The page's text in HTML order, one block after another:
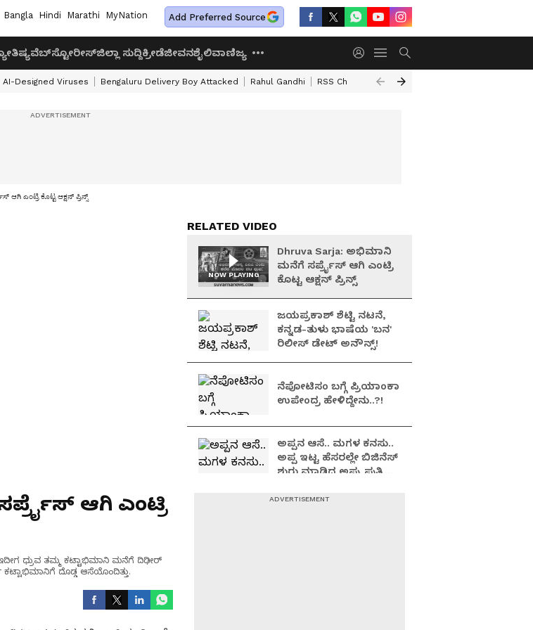
Bangla Hindi Marathi MyNation Add Preferred Source
ವೆಬ್‌ಸ್ಟೋರೀಸ್ಜಿಲ್ಲಾ ಸುದ್ದಿಕ್ರೀಡೆಜೀವನಶೈಲಿವಾಣಿಜ್ಯ
AI-Designed Viruses Bengaluru Delivery Boy Attacked Rahul Gandhi RSS Chief Mohan Bhagawat
ಆಗಿ ಎಂಟ್ರಿ ಕೊಟ್ಟ ಆಕ್ಷನ್ ಪ್ರಿನ್ಸ್
ಆಗಿ ಎಂಟ್ರಿ
ಧ್ರುವ ತಮ್ಮ ಕಟ್ಟಾಭಿಮಾನಿ ಮನೆಗೆ ದಿಢೀರ್
ದೊಡ್ಡ ಆಸೆಯೊಂದಿತ್ತು.
RELATED VIDEO
NOW PLAYING
Dhruva Sarja: ಅಭಿಮಾನಿ
ಮನೆಗೆ ಸರ್ಪ್ರೈಸ್ ಆಗಿ ಎಂಟ್ರಿ
ಕೊಟ್ಟ ಆಕ್ಷನ್ ಪ್ರಿನ್ಸ್
ಜಯಪ್ರಕಾಶ್ ಶೆಟ್ಟಿ ನಟನೆ,
ಕನ್ನಡ-ತುಳು ಭಾಷೆಯ 'ಬನ'
ರಿಲೀಸ್ ಡೇಟ್ ಅನೌನ್ಸ್!
ನೆಪೋಟಿಸಂ ಬಗ್ಗೆ ಪ್ರಿಯಾಂಕಾ
ಉಪೇಂದ್ರ ಹೇಳಿದ್ದೇನು..?!
ಅಪ್ಪನ ಆಸೆ.. ಮಗಳ ಕನಸು..
ಅಪ್ಪ ಇಟ್ಟ ಹೆಸರಲ್ಲೇ ಬಿಜಿನೆಸ್​
ಶುರು ಮಾಡಿದ ಅಪ್ಪು ಪುತ್ರಿ